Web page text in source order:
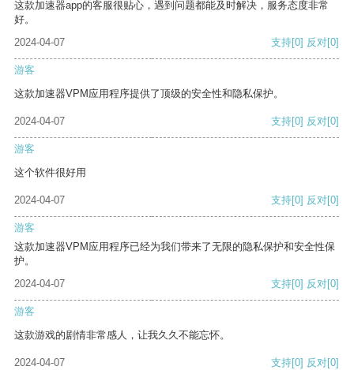
这款加速器app的客服很贴心，遇到问题都能及时解决，服务态度非常
好。
2024-04-07
支持[0] 反对[0]
游客
这款加速器VPM应用程序提供了顶级的安全性和隐私保护。
2024-04-07 支持[0] 反对[0]
游客
这个软件很好用
2024-04-07 支持[0] 反对[0]
游客
这款加速器VPM应用程序已经为我们带来了无限的隐私保护和安全性保
护。
2024-04-07
支持[0] 反对[0]
游客
这款游戏的剧情非常感人，让我久久不能忘怀。
2024-04-07 支持[0] 反对[0]